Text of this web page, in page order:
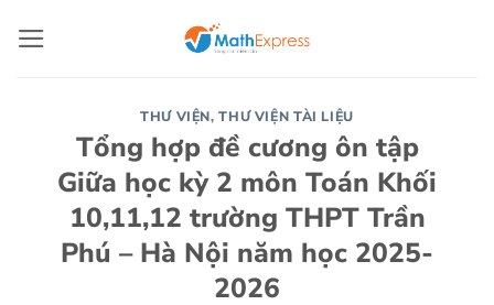
qua
THƯ VIỆN,THƯ VIỆN TÀI LIỆU
Tổng hợp đề cương ôn tập
Giữa học kỳ 2 môn Toán Khối
10,11,12 trường THPT Trần
Phú – Hà Nội năm học 2025-
2026